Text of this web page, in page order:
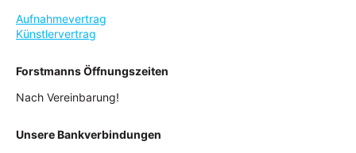
Aufnahmevertrag
Künstlervertrag
Forstmanns Öffnungszeiten
Nach Vereinbarung!
Unsere Bankverbindungen